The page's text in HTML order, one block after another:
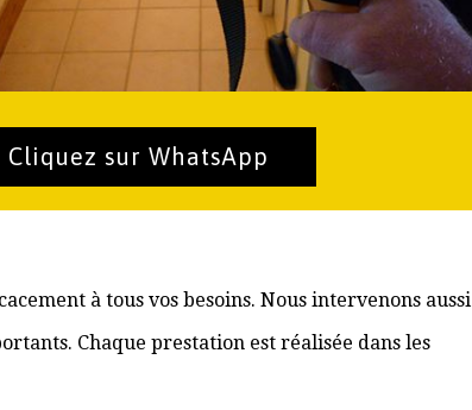
Cliquez sur WhatsApp
à tous vos besoins. Nous intervenons aussi
Chaque prestation est réalisée dans les